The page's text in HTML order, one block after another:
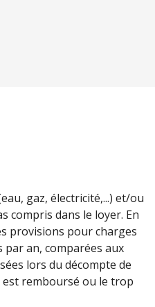
gaz, électricité,...) et/ou
compris dans le loyer. En
provisions pour charges
par an, comparées aux
lors du décompte de
remboursé ou le trop